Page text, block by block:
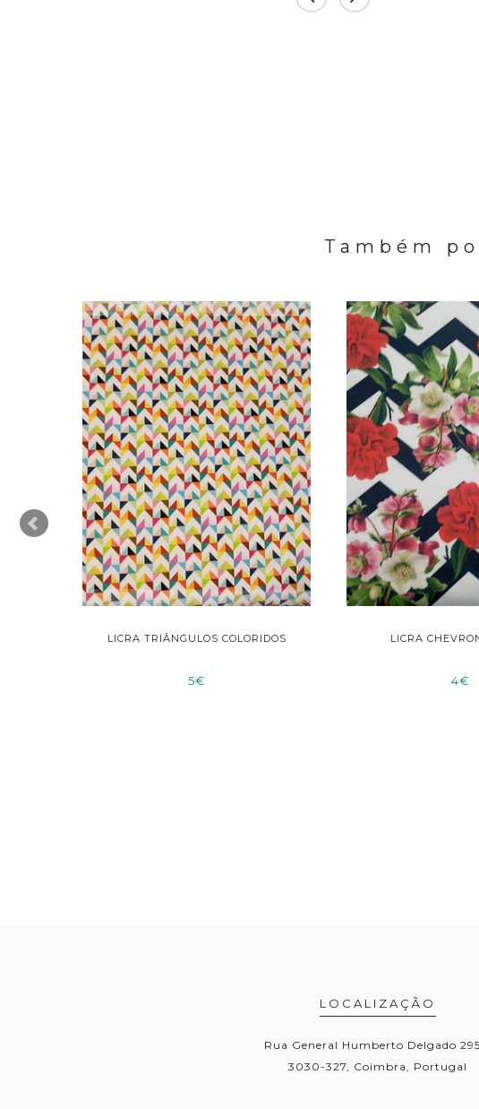
Também
LICRA TRIÂNGULOS COLORIDOS
5€
LICRA
4€
LOCALIZAÇÃO
Rua General Humberto Delgado
3030-327, Coimbra, Portugal